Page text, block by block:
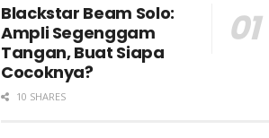
Blackstar Beam Solo:
Ampli Segenggam
Tangan, Buat Siapa
Cocoknya?
10 SHARES